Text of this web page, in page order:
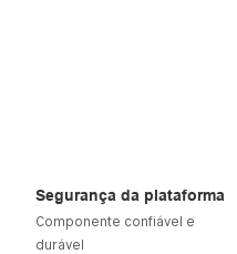
Segurança da plataforma
Componente confiável e
durável